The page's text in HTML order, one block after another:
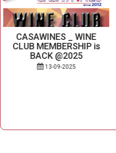
CASAWINES _ WINE
CLUB MEMBERSHIP is
BACK @2025
13-09-2025